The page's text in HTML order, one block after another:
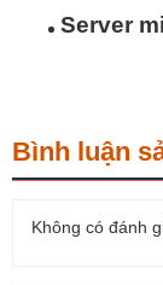
Server
Bình luận
Không có đánh